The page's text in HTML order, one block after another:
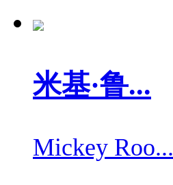
米基·鲁...
Mickey Roo...